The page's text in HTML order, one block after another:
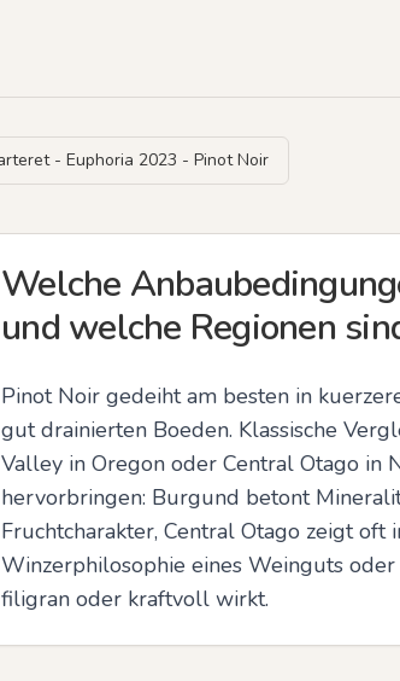
- Euphoria 2023 - Pinot Noir
Welche
und welche Regionen
Pinot Noir gedeiht am besten in
gut drainierten Boeden. Klassische
Valley in Oregon oder Central Otago in
hervorbringen: Burgund betont
Fruchtcharakter, Central Otago zeigt oft
Winzerphilosophie eines Weinguts
filigran oder kraftvoll wirkt.